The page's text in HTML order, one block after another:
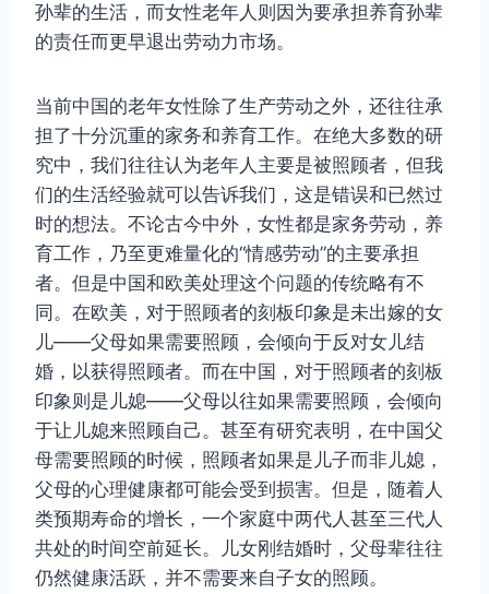
孙辈的生活，而女性老年人则因为要承担养育孙辈
的责任而更早退出劳动力市场。
当前中国的老年女性除了生产劳动之外，还往往承
担了十分沉重的家务和养育工作。在绝大多数的研
究中，我们往往认为老年人主要是被照顾者，但我
们的生活经验就可以告诉我们，这是错误和已然过
时的想法。不论古今中外，女性都是家务劳动，养
育工作，乃至更难量化的“情感劳动”的主要承担
者。但是中国和欧美处理这个问题的传统略有不
同。在欧美，对于照顾者的刻板印象是未出嫁的女
儿——父母如果需要照顾，会倾向于反对女儿结
婚，以获得照顾者。而在中国，对于照顾者的刻板
印象则是儿媳——父母以往如果需要照顾，会倾向
于让儿媳来照顾自己。甚至有研究表明，在中国父
母需要照顾的时候，照顾者如果是儿子而非儿媳，
父母的心理健康都可能会受到损害。但是，随着人
类预期寿命的增长，一个家庭中两代人甚至三代人
共处的时间空前延长。儿女刚结婚时，父母辈往往
仍然健康活跃，并不需要来自子女的照顾。